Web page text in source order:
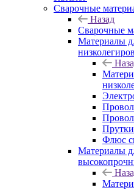
Сварочные
Назад
Сварочные
Материалы
Флюс
Материалы